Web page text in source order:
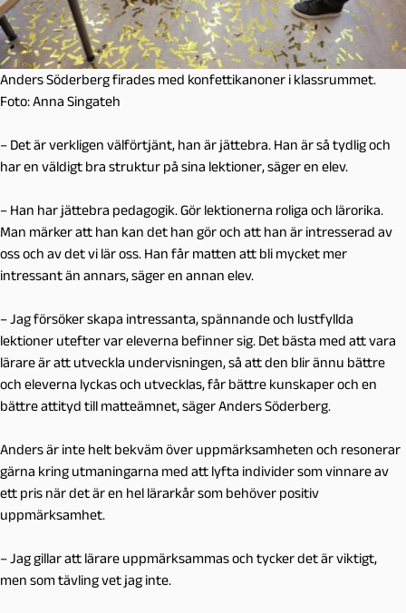
Anders Söderberg firades med konfettikanoner i klassrummet.
Foto: Anna Singateh
– Det är verkligen välförtjänt, han är jättebra. Han är så tydlig och
har en väldigt bra struktur på sina lektioner, säger en elev.
– Han har jättebra pedagogik. Gör lektionerna roliga och lärorika.
Man märker att han kan det han gör och att han är intresserad av
oss och av det vi lär oss. Han får matten att bli mycket mer
intressant än annars, säger en annan elev.
– Jag försöker skapa intressanta, spännande och lustfyllda
lektioner utefter var eleverna befinner sig. Det bästa med att vara
lärare är att utveckla undervisningen, så att den blir ännu bättre
och eleverna lyckas och utvecklas, får bättre kunskaper och en
bättre attityd till matteämnet, säger Anders Söderberg.
Anders är inte helt bekväm över uppmärksamheten och resonerar
gärna kring utmaningarna med att lyfta individer som vinnare av
ett pris när det är en hel lärarkår som behöver positiv
uppmärksamhet.
– Jag gillar att lärare uppmärksammas och tycker det är viktigt,
men som tävling vet jag inte.